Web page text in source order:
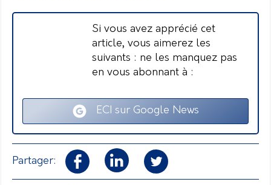
Si vous avez apprécié cet
article, vous aimerez les
suivants : ne les manquez pas
en vous abonnant à :
ECI sur Google News
Partager: